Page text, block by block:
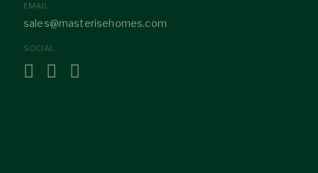
EMAIL
sales@masterisehomes.com
SOCIAL